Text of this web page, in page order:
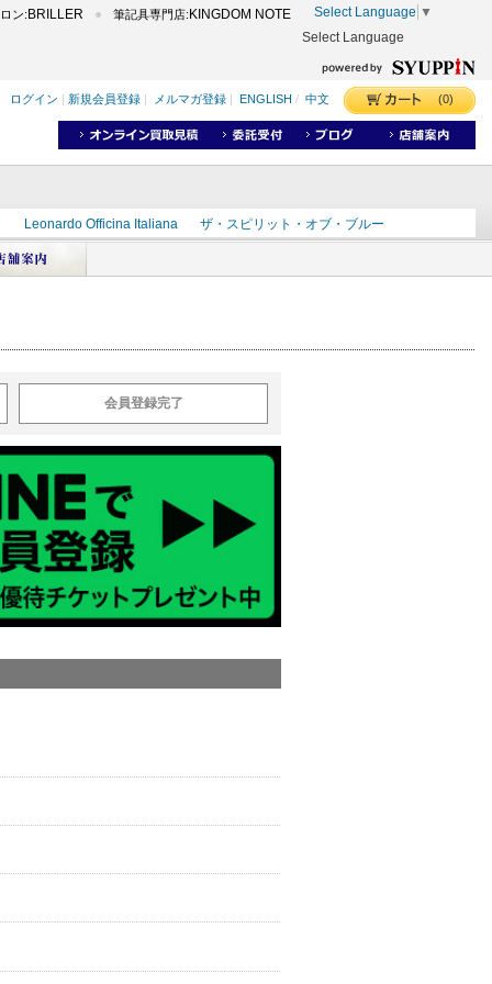
ン: BRILLER 筆記具専門店: KINGDOM NOTE Select Language ▼
Select Language
ログイン 新規会員登録 メルマガ登録 ENGLISH / 中文 (0)
Leonardo Officina Italiana
ザ・スピリット・オブ・ブルー
ラインD
ズ カヴゼットインク スーベレーン
モンブラン
会員登録完了